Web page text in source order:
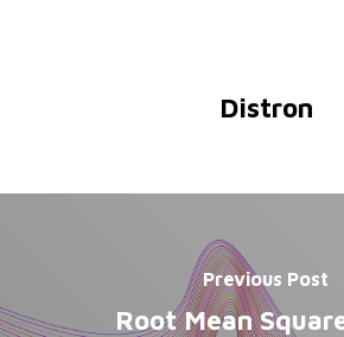
Distron
Previous Post
Root Mean